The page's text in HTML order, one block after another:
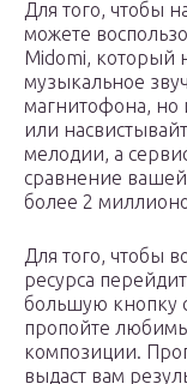
Для того, чтобы
можете
Midomi, который
музыкальное
магнитофона, но
или
мелодии, а
сравнение
более 2
Для того, чтобы
ресурса
большую кнопку
пропойте
композиции.
выдаст вам